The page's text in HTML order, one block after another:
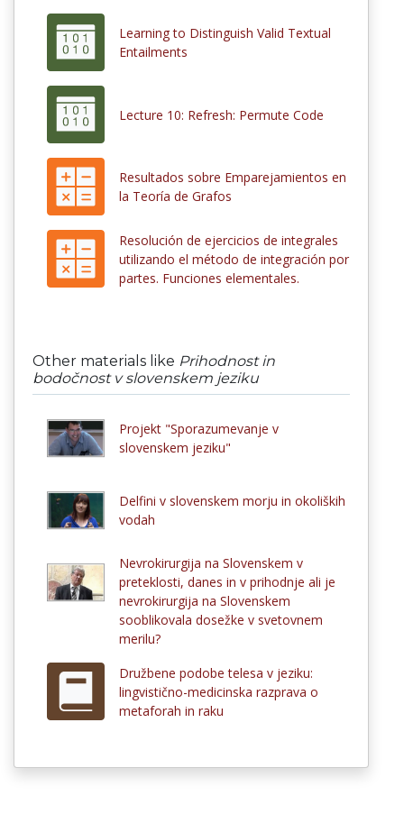
Learning to Distinguish Valid Textual
Entailments
Lecture 10: Refresh: Permute Code
Resultados sobre Emparejamientos en
la Teoría de Grafos
Resolución de ejercicios de integrales
utilizando el método de integración por
partes. Funciones elementales.
Other materials like Prihodnost in
bodočnost v slovenskem jeziku
Projekt "Sporazumevanje v
slovenskem jeziku"
Delfini v slovenskem morju in okoliških
vodah
Nevrokirurgija na Slovenskem v
preteklosti, danes in v prihodnje ali je
nevrokirurgija na Slovenskem
sooblikovala dosežke v svetovnem
merilu?
Družbene podobe telesa v jeziku:
lingvistično-medicinska razprava o
metaforah in raku